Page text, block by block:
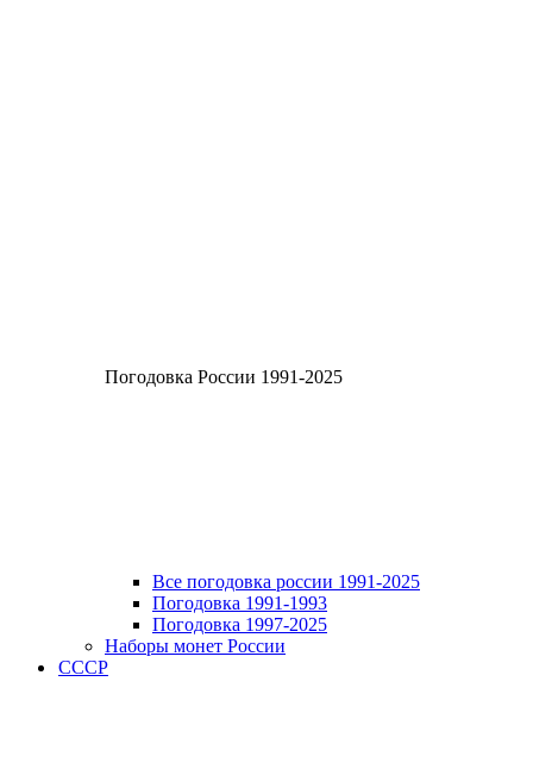
Погодовка России 1991-2025
Все погодовка россии 1991-2025
Погодовка 1991-1993
Погодовка 1997-2025
Наборы монет России
СССР